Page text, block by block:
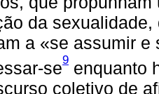
da
a «se assumir
se9 enquanto
coletivo de